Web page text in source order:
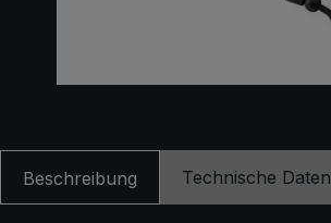
Beschreibung Technische Daten